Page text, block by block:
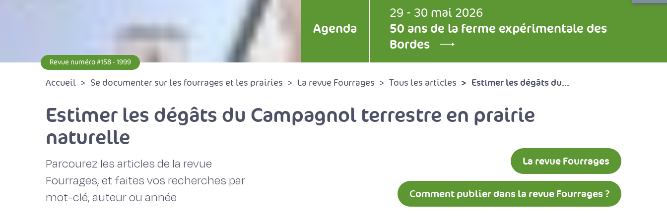
Agenda
29 - 30 mai 2026
50 ans de la ferme expérimentale des
Bordes
Revue numéro #158 - 1999
Accueil Se documenter sur les fourrages et les prairies La revue Fourrages Tous les articles Estimer les dégâts du...
Estimer les dégâts du Campagnol terrestre en prairie
naturelle
Parcourez les articles de la revue
Fourrages, et faites vos recherches par
mot-clé, auteur ou année
La revue Fourrages
Comment publier dans la revue Fourrages ?